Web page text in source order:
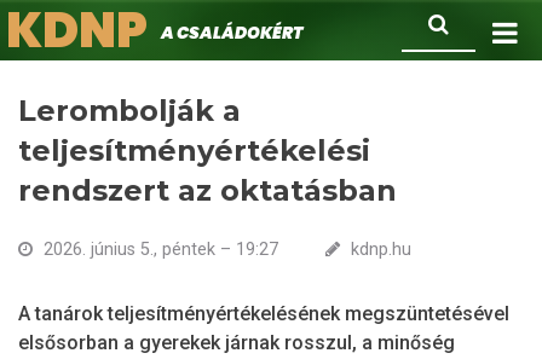
Ugrás
a
Keresés
KDNPA családokért.
Lerombolják a
teljesítményértékelési
rendszert az oktatásban
2026. június 5., péntek – 19:27 kdnp.hu
A tanárok teljesítményértékelésének megszüntetésével
elsősorban a gyerekek járnak rosszul, a minőség